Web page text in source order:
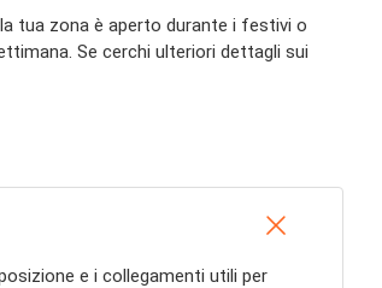
tua zona è aperto durante i festivi o
Se cerchi ulteriori dettagli sui
e i collegamenti utili per